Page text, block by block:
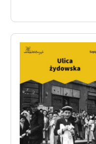
skandynawskiej literatury
Ręce pełne poezji
Kolekcje edukacyjne
twórców przechodzących
do domeny publicznej,
lektur szkolnych oraz
Starego Testamentu
Odkurzamy bohaterów